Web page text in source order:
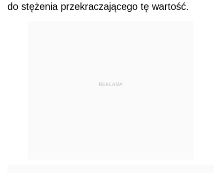
do stężenia przekraczającego tę wartość.
REKLAMA